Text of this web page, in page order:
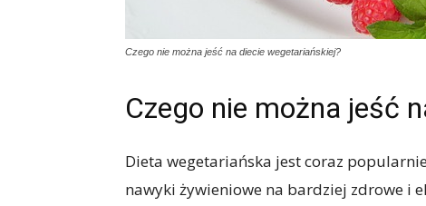
Czego nie można jeść na diecie wegetariańskiej?
Czego nie można jeść
Dieta wegetariańska jest coraz
nawyki żywieniowe na bardziej zdrowe i